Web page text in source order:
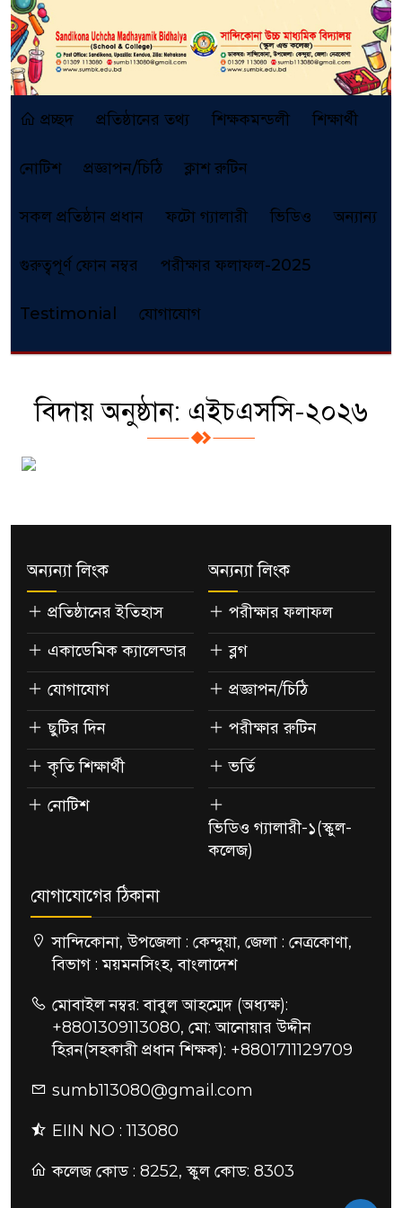
প্রচ্ছদ প্রতিষ্ঠানের তথ্য শিক্ষকমন্ডলী শিক্ষার্থী
নোটিশ প্রজ্ঞাপন/চিঠি ক্লাশ রুটিন
সকল প্রতিষ্ঠান প্রধান ফটো গ্যালারী ভিডিও অন্যান্য
গুরুত্বপূর্ণ ফোন নম্বর পরীক্ষার ফলাফল-2025
Testimonial যোগাযোগ
বিদায় অনুষ্ঠান: এইচএসসি-২০২৬
অন্যন্যা লিংক
প্রতিষ্ঠানের ইতিহাস
একাডেমিক ক্যালেন্ডার
যোগাযোগ
ছুটির দিন
কৃতি শিক্ষার্থী
নোটিশ
অন্যন্যা লিংক
পরীক্ষার ফলাফল
ব্লগ
প্রজ্ঞাপন/চিঠি
পরীক্ষার রুটিন
ভর্তি
ভিডিও গ্যালারী-১(স্কুল-
কলেজ)
যোগাযোগের ঠিকানা
সান্দিকোনা, উপজেলা : কেন্দুয়া, জেলা : নেত্রকোণা,
বিভাগ : ময়মনসিংহ, বাংলাদেশ
মোবাইল নম্বর: বাবুল আহম্মেদ (অধ্যক্ষ):
+8801309113080, মো: আনোয়ার উদ্দীন
হিরন(সহকারী প্রধান শিক্ষক): +8801711129709
sumb113080@gmail.com
EIIN NO : 113080
কলেজ কোড : 8252, স্কুল কোড: 8303